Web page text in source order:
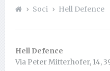
Soci Hell Defence
Hell Defence
Via Peter Mitterhofer, 14,